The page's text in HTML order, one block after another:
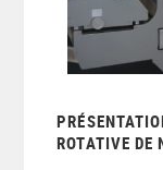
ROTATIVE DE